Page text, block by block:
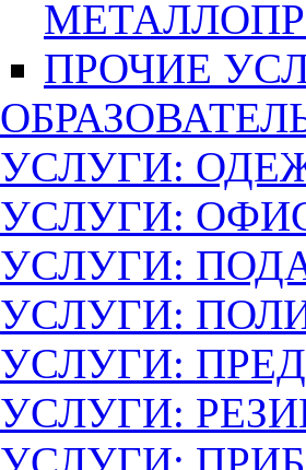
ПРОЧИЕ
УСЛУГИ:
УСЛУГИ:
УСЛУГИ:
УСЛУГИ:
УСЛУГИ:
УСЛУГИ: